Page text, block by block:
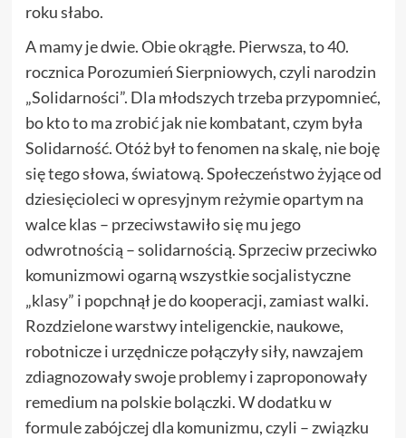
roku słabo.
A mamy je dwie. Obie okrągłe. Pierwsza, to 40.
rocznica Porozumień Sierpniowych, czyli narodzin
„Solidarności”. Dla młodszych trzeba przypomnieć,
bo kto to ma zrobić jak nie kombatant, czym była
Solidarność. Otóż był to fenomen na skalę, nie boję
się tego słowa, światową. Społeczeństwo żyjące od
dziesięcioleci w opresyjnym reżymie opartym na
walce klas – przeciwstawiło się mu jego
odwrotnością – solidarnością. Sprzeciw przeciwko
komunizmowi ogarną wszystkie socjalistyczne
„klasy” i popchnął je do kooperacji, zamiast walki.
Rozdzielone warstwy inteligenckie, naukowe,
robotnicze i urzędnicze połączyły siły, nawzajem
zdiagnozowały swoje problemy i zaproponowały
remedium na polskie bolączki. W dodatku w
formule zabójczej dla komunizmu, czyli – związku